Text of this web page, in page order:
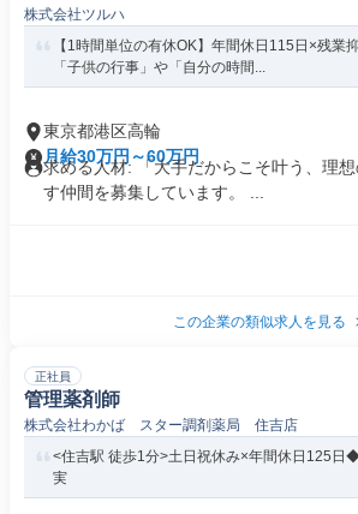
株式会社ツルハ
【1時間単位の有休OK】年間休日115日×残業
「子供の行事」や「自分の時間...
東京都港区高輪
月給30万円～60万円
求める人材: 「大手だからこそ叶う、理
す仲間を募集しています。 ...
この企業の類似求人を見る
正社員
管理薬剤師
株式会社わかば スター調剤薬局 住吉店
<住吉駅 徒歩1分>土日祝休み×年間休日125日
実